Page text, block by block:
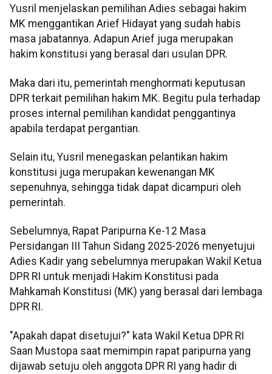
Yusril menjelaskan pemilihan Adies sebagai hakim
MK menggantikan Arief Hidayat yang sudah habis
masa jabatannya. Adapun Arief juga merupakan
hakim konstitusi yang berasal dari usulan DPR.
Maka dari itu, pemerintah menghormati keputusan
DPR terkait pemilihan hakim MK. Begitu pula terhadap
proses internal pemilihan kandidat penggantinya
apabila terdapat pergantian.
Selain itu, Yusril menegaskan pelantikan hakim
konstitusi juga merupakan kewenangan MK
sepenuhnya, sehingga tidak dapat dicampuri oleh
pemerintah.
Sebelumnya, Rapat Paripurna Ke-12 Masa
Persidangan III Tahun Sidang 2025-2026 menyetujui
Adies Kadir yang sebelumnya merupakan Wakil Ketua
DPR RI untuk menjadi Hakim Konstitusi pada
Mahkamah Konstitusi (MK) yang berasal dari lembaga
DPR RI.
"Apakah dapat disetujui?" kata Wakil Ketua DPR RI
Saan Mustopa saat memimpin rapat paripurna yang
dijawab setuju oleh anggota DPR RI yang hadir di